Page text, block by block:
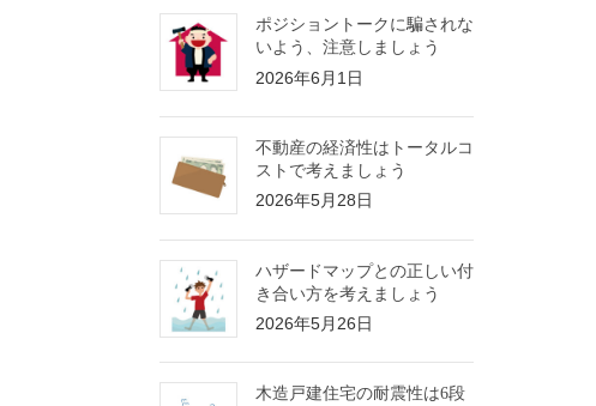
ポジショントークに騙されな
いよう、注意しましょう
2026年6月1日
不動産の経済性はトータルコ
ストで考えましょう
2026年5月28日
ハザードマップとの正しい付
き合い方を考えましょう
2026年5月26日
木造戸建住宅の耐震性は6段